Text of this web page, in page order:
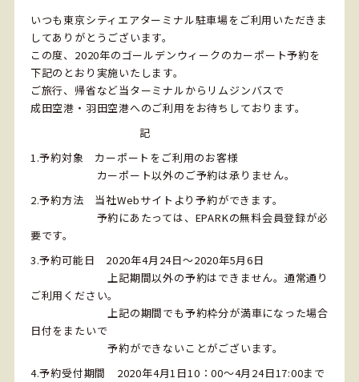
いつも東京シティエアターミナル駐車場をご利用いただきま
してありがとうございます。
この度、2020年のゴールデンウィークのカーポート予約を
下記のとおり実施いたします。
ご旅行、帰省など当ターミナルからリムジンバスで
成田空港・羽田空港へのご利用をお待ちしております。
記
1.予約対象 カーポートをご利用のお客様
カーポート以外のご予約は承りません。
2.予約方法 当社Webサイトより予約ができます。
予約にあたっては、EPARKの無料会員登録が必
要です。
3.予約可能日 2020年4月24日～2020年5月6日
上記期間以外の予約はできません。通常通り
ご利用ください。
上記の期間でも予約枠分が満車になった場合
日付をまたいで
予約ができないことがございます。
4.予約受付期間 2020年4月1日10：00～4月24日17:00まで